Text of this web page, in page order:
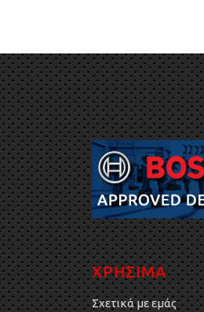
ΧΡΗΣΙΜΑ
Σχετικά με εμάς